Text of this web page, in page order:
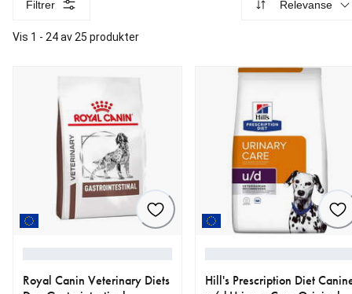
Filtrer Relevanse
Vis 1 - 24 av 25 produkter
Royal Canin Veterinary Diets
Hill's Prescription Diet